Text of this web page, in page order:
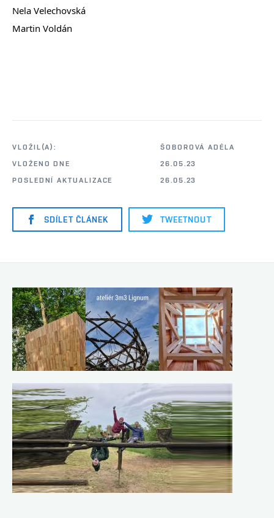
Nela Velechovská
Martin Voldán
VLOŽIL(A):
ŠOBOROVÁ ADÉLA
VLOŽENO DNE
26.05.23
POSLEDNÍ AKTUALIZACE
26.05.23
SDÍLET ČLÁNEK TWEETNOUT